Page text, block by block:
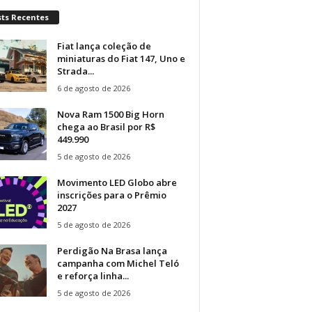
Recentes
Fiat lança coleção de
miniaturas do Fiat 147, Uno e
Strada...
6 de agosto de 2026
Nova Ram 1500 Big Horn
chega ao Brasil por R$
449.990
5 de agosto de 2026
Movimento LED Globo abre
inscrições para o Prêmio
2027
5 de agosto de 2026
Perdigão Na Brasa lança
campanha com Michel Teló
e reforça linha...
5 de agosto de 2026